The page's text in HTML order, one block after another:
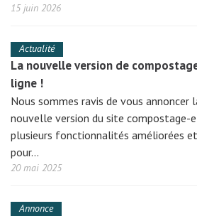
15 juin 2026
Actualité
La nouvelle version de
ligne !
Nous sommes ravis de vous annoncer
nouvelle version du site compostage-
plusieurs fonctionnalités améliorées
pour…
20 mai 2025
Annonce